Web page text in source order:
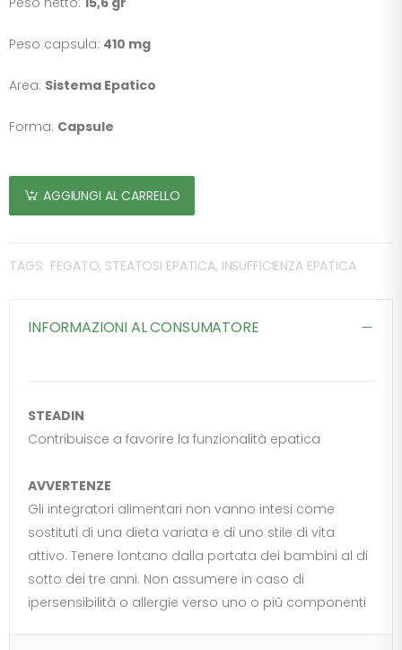
Peso capsula: 410 mg
Area: Sistema Epatico
Forma: Capsule
AGGIUNGI AL CARRELLO
TAGS: FEGATO, STEATOSI EPATICA, INSUFFICIENZA EPATICA
INFORMAZIONI AL CONSUMATORE
STEADIN
Contribuisce a favorire la funzionalità epatica
AVVERTENZE
Gli integratori alimentari non vanno intesi come
sostituti di una dieta variata e di uno stile di vita
attivo. Tenere lontano dalla portata dei bambini al di
sotto dei tre anni. Non assumere in caso di
ipersensibilità o allergie verso uno o più componenti